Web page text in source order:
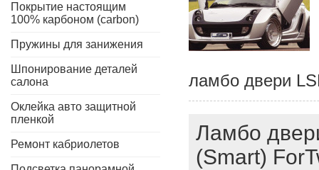
Покрытие настоящим
100% карбоном (carbon)
Пружины для занижения
Шпонирование деталей
салона
Оклейка авто защитной
пленкой
Ремонт кабриолетов
ламбо двери
Ламбо
(Smart)